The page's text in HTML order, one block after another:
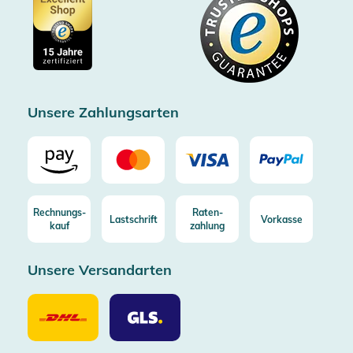
Cookie-Einstellungen
Showroom Düsseldorf
Impressum
Käuferschutz bis 20000€
Gratis Versand ab 100€ Bestellwert (in DE/AT)
Kostenlose Rücksendung (aus DE/AT)
Unsere Zahlungsarten
Rechnungs-
kauf
Lastschrift
Raten-
zahlung
Vorkasse
Unsere Versandarten
Unsere
Versandarten
DHL
Unsere
Versandarten
GLS